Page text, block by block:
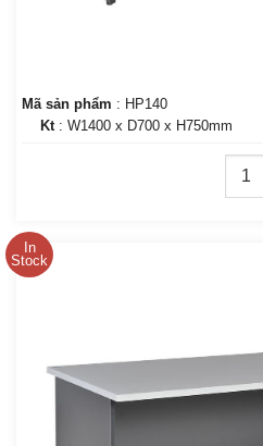
Mã sản phẩm : HP140
Kt: W1400 x D700 x H750mm
In
Stock